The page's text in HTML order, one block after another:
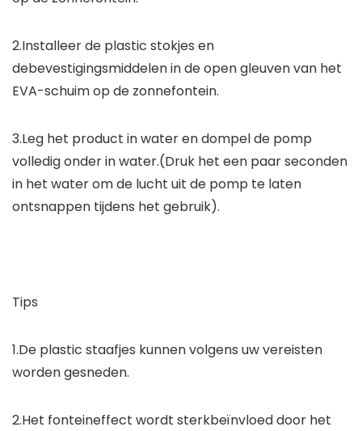
2.Installeer de plastic stokjes en
debevestigingsmiddelen in de open gleuven van het
EVA-schuim op de zonnefontein.
3.Leg het product in water en dompel de pomp
volledig onder in water.(Druk het een paar seconden
in het water om de lucht uit de pomp te laten
ontsnappen tijdens het gebruik).
Tips
1.De plastic staafjes kunnen volgens uw vereisten
worden gesneden.
2.Het fonteineffect wordt sterkbeïnvloed door het